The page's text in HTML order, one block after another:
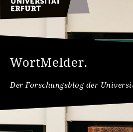
WortMelder.
Der Forschungsblog der